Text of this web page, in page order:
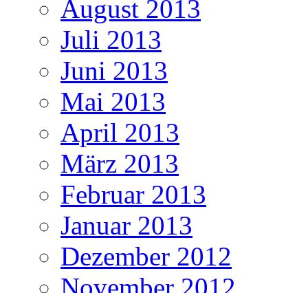
August 2013
Juli 2013
Juni 2013
Mai 2013
April 2013
März 2013
Februar 2013
Januar 2013
Dezember 2012